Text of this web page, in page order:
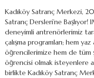
Kadıköy Satranç Merkezi,
Satranç Dersleri’ne
deneyimli antrenörlerimiz
çalışma programları; hem yaz
öğrencilerimize hem de tüm
öğrencisi olmak isteyenlere
birlikte Kadıköy Satranç